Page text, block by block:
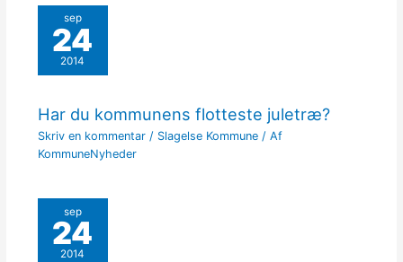
sep
24
2014
Har du kommunens flotteste juletræ?
Skriv en kommentar / Slagelse Kommune/ Af
KommuneNyheder
sep
24
2014